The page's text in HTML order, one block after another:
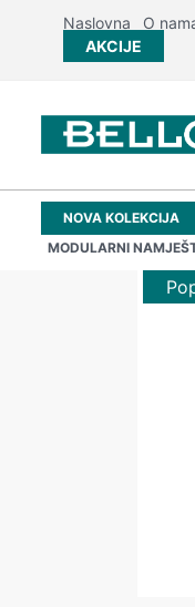
Naslovna O
AKCIJE
NOVA KOLEKCIJA
MODULARNI